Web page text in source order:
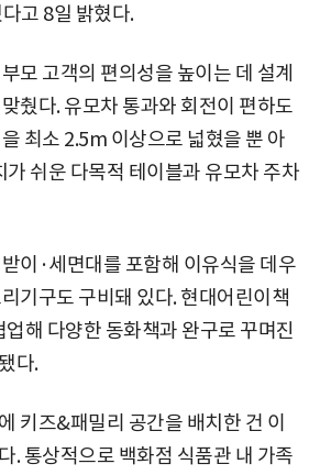
고 8일 밝혔다.
모 고객의 편의성을 높이는 데 설계
췄다. 유모차 통과와 회전이 편하도
최소 2.5m 이상으로 넓혔을 뿐 아
가 쉬운 다목적 테이블과 유모차 주차
이·세면대를 포함해 이유식을 데우
기구도 구비돼 있다. 현대어린이책
해 다양한 동화책과 완구로 꾸며진
다.
키즈&패밀리 공간을 배치한 건 이
. 통상적으로 백화점 식품관 내 가족